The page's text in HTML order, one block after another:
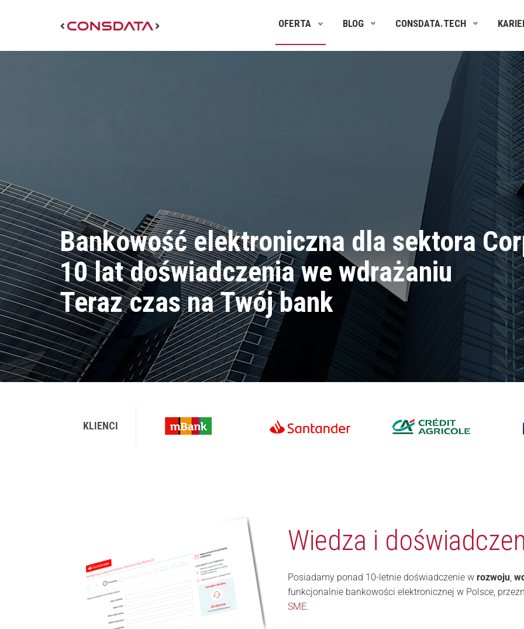
OFERTA BLOG CONSDATA.TECH
Bankowość elektroniczna dla sektora
10 lat doświadczenia we wdrażaniu
Teraz czas na Twój bank
KLIENCI
Wiedza i
Posiadamy ponad 10-letnie doświadczenie w rozwoju,
funkcjonalnie bankowości elektronicznej w Polsce,
SME.